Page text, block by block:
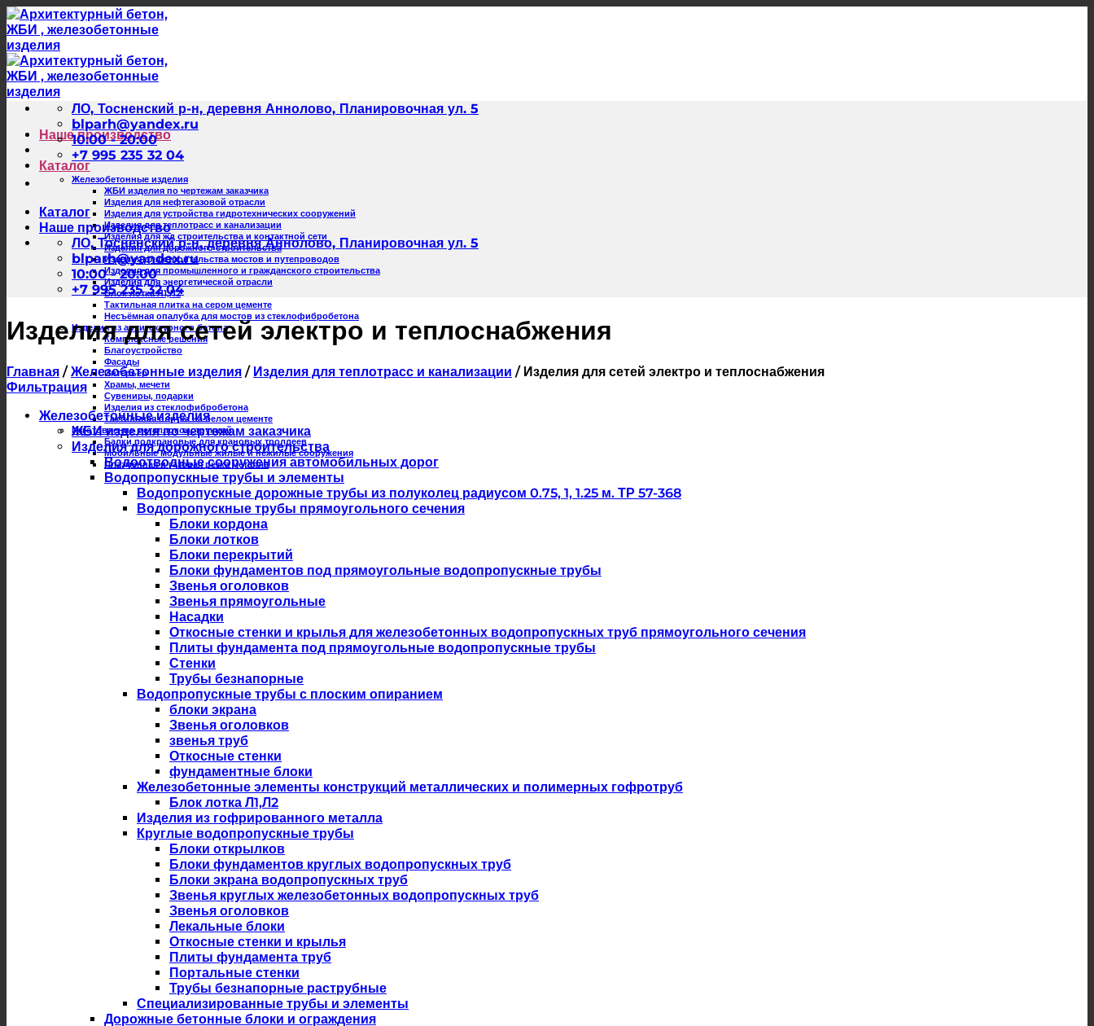
Skip
to
content
Наше производство
Каталог
Железобетонные изделия
ЖБИ изделия по чертежам заказчика
Изделия для нефтегазовой отрасли
Изделия для устройства гидротехнических сооружений
Изделия для теплотрасс и канализации
Изделия для жд строительства и контактной сети
Изделия для дорожного строительства
Изделия для строительства мостов и путепроводов
Изделия для промышленного и гражданского строительства
Изделия для энергетической отрасли
Блок лотка Л1,Л2
Тактильная плитка на сером цементе
Несъёмная опалубка для мостов из стеклофибробетона
Изделия из архитектурного бетона
Комплексные решения
Благоустройство
Фасады
Интерьер
Храмы, мечети
Сувениры, подарки
Изделия из стеклофибробетона
Тактильная плитка на белом цементе
Изготовление металлоконструкций
Балки подкрановые для крановых троллеев
Мобильные модульные жилые и нежилые сооружения
Плазменная и газовая резка металла
ЛО, Тосненский р-н, деревня Аннолово, Планировочная ул. 5
blparh@yandex.ru
10:00 - 20:00
+7 995 235 32 04
Каталог
Наше производство
ЛО, Тосненский р-н, деревня Аннолово, Планировочная ул. 5
blparh@yandex.ru
10:00 - 20:00
+7 995 235 32 04
Изделия для сетей электро и теплоснабжения
Главная / Железобетонные изделия / Изделия для теплотрасс и канализации /Изделия для сетей электро и теплоснабжения
Фильтрация
Железобетонные изделия
ЖБИ изделия по чертежам заказчика
Изделия для дорожного строительства
Водоотводные сооружения автомобильных дорог
Водопропускные трубы и элементы
Водопропускные дорожные трубы из полуколец радиусом 0.75, 1, 1.25 м. ТР 57-368
Водопропускные трубы прямоугольного сечения
Блоки кордона
Блоки лотков
Блоки перекрытий
Блоки фундаментов под прямоугольные водопропускные трубы
Звенья оголовков
Звенья прямоугольные
Насадки
Откосные стенки и крылья для железобетонных водопропускных труб прямоугольного сечения
Плиты фундамента под прямоугольные водопропускные трубы
Стенки
Трубы безнапорные
Водопропускные трубы с плоским опиранием
блоки экрана
Звенья оголовков
звенья труб
Откосные стенки
фундаментные блоки
Железобетонные элементы конструкций металлических и полимерных гофротруб
Блок лотка Л1,Л2
Изделия из гофрированного металла
Круглые водопропускные трубы
Блоки открылков
Блоки фундаментов круглых водопропускных труб
Блоки экрана водопропускных труб
Звенья круглых железобетонных водопропускных труб
Звенья оголовков
Лекальные блоки
Откосные стенки и крылья
Плиты фундамента труб
Портальные стенки
Трубы безнапорные раструбные
Специализированные трубы и элементы
Дорожные бетонные блоки и ограждения